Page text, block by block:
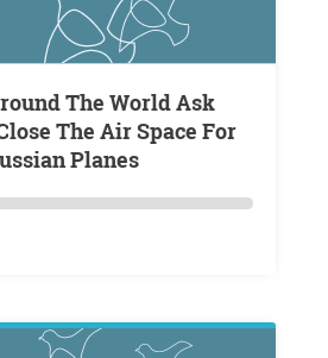
The Air Space For
Planes